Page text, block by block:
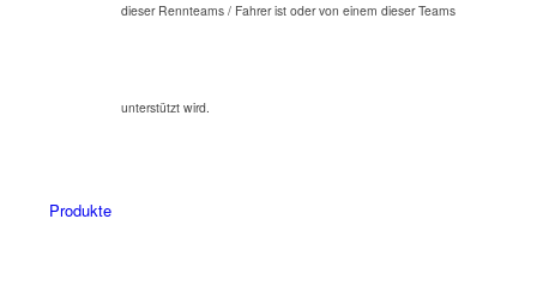
dieser Rennteams / Fahrer ist oder von einem dieser Teams
unterstützt wird.
Produkte